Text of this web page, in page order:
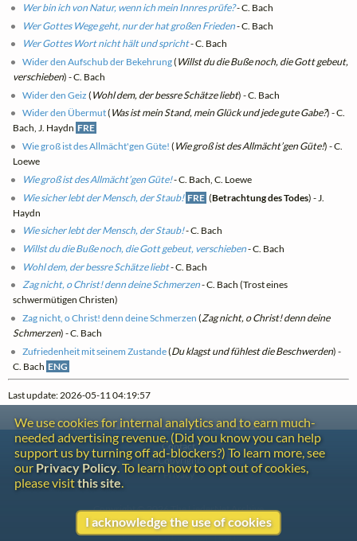
Wer bin ich von Natur, wenn ich mein Innres prüfe?- C. Bach
Wer Gottes Wege geht, nur der hat großen Frieden- C. Bach
Wer Gottes Wort nicht hält und spricht- C. Bach
Wider den Aufschub der Bekehrung( Willst du die Buße noch, die Gott gebeut,
verschieben) - C. Bach
Wider den Geiz ( Wohl dem, der bessre Schätze liebt) - C. Bach
Wider den Übermut( Was ist mein Stand, mein Glück und jede gute Gabe?) - C.
Bach, J. Haydn FRE
Wie groß ist des Allmächt'gen Güte! ( Wie groß ist des Allmächt’gen Güte!) - C.
Loewe
Wie groß ist des Allmächt’gen Güte!- C. Bach, C. Loewe
Wie sicher lebt der Mensch, der Staub! FRE (Betrachtung des Todes) - J.
Haydn
Wie sicher lebt der Mensch, der Staub!- C. Bach
Willst du die Buße noch, die Gott gebeut, verschieben- C. Bach
Wohl dem, der bessre Schätze liebt- C. Bach
Zag nicht, o Christ! denn deine Schmerzen- C. Bach (Trost eines
schwermütigen Christen)
Zag nicht, o Christ! denn deine Schmerzen (Zag nicht, o Christ! denn deine
Schmerzen) - C. Bach
Zufriedenheit mit seinem Zustande(Du klagst und fühlest die Beschwerden) -
C. Bach ENG
Last update: 2026-05-11 04:19:57
We use cookies for internal analytics and to earn much-
needed advertising revenue. (Did you know you can help
support us by turning off ad-blockers?) To learn more, see
our Privacy Policy. To learn how to opt out of cookies,
please visitthis site.
I acknowledge the use of cookies
Contact
Copyright
Privacy
Copyright © 2026 The LiederNet Archive
Site redesign by Shawn Thuris